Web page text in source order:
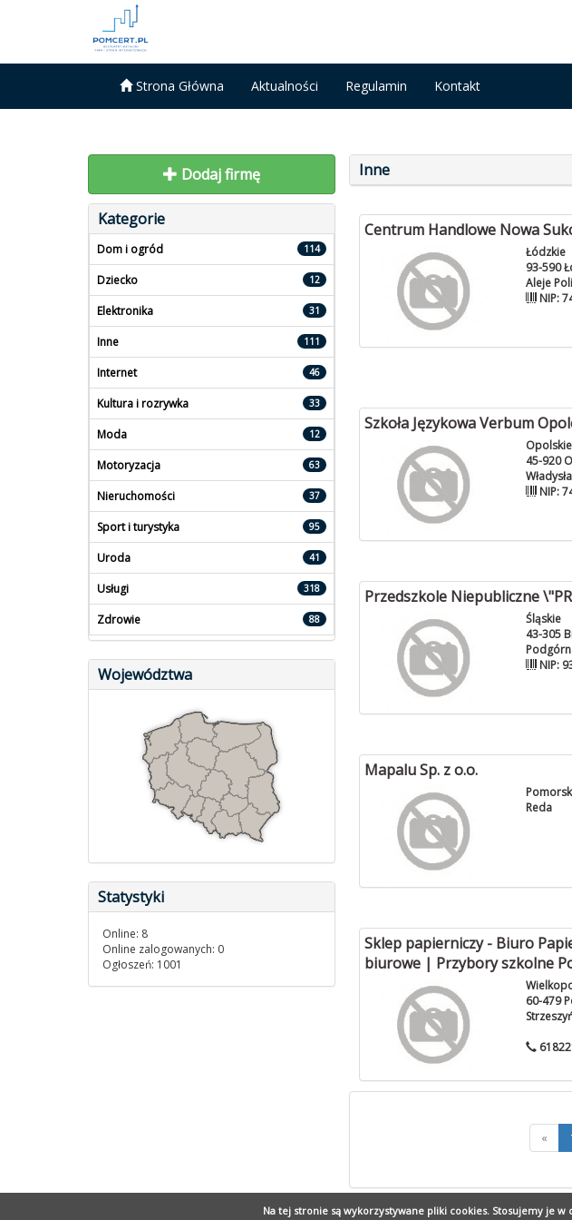
Strona Główna Aktualności Regulamin Kontakt
Dodaj firmę
Kategorie
114
Dom i ogród
12
Dziecko
31
Elektronika
111
Inne
46
Internet
33
Kultura i rozrywka
12
Moda
63
Motoryzacja
37
Nieruchomości
95
Sport i turystyka
41
Uroda
318
Usługi
88
Zdrowie
Województwa
Statystyki
Online: 8
Online zalogowanych: 0
Ogłoszeń: 1001
Inne
Centrum Handlowe Nowa
Łódzkie
93-590
Aleje
NIP:
Szkoła Językowa Verbum
Opolskie
45-920
NIP:
Przedszkole Niepubliczne
Śląskie
43-305
NIP:
Mapalu Sp. z o.o.
Reda
Sklep papierniczy - Biuro
biurowe | Przybory szkolne
60-479
«
Na tej stronie są wykorzystywane pliki cookies. Stosujemy je